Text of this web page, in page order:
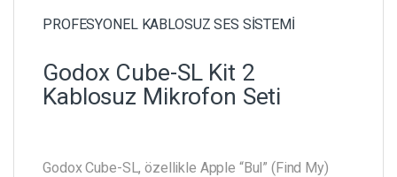
PROFESYONEL KABLOSUZ SES SİSTEMİ
Godox Cube-SL Kit 2
Kablosuz Mikrofon Seti
Godox Cube-SL, özellikle Apple “Bul” (Find My)